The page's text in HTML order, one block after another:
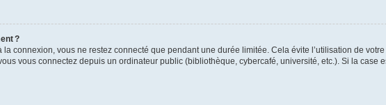
?
connexion, vous ne restez connecté que pendant une durée limitée. Cela évite l’utilisation de
vous connectez depuis un ordinateur public (bibliothèque, cybercafé, université, etc.). Si la case